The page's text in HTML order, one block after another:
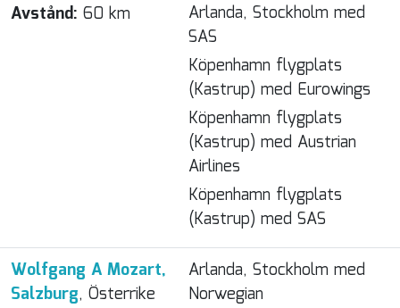
Avstånd: 60 km
Arlanda, Stockholm med
SAS
Köpenhamn flygplats
(Kastrup) med Eurowings
Köpenhamn flygplats
(Kastrup) med Austrian
Airlines
Köpenhamn flygplats
(Kastrup) med SAS
Wolfgang A Mozart,
Salzburg, Österrike
Arlanda, Stockholm med
Norwegian